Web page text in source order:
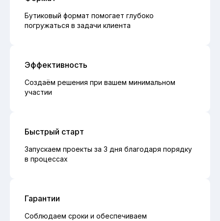
Бутиковый формат помогает глубоко
погружаться в задачи клиента
Эффективность
Создаём решения при вашем минимальном
участии
Быстрый старт
Запускаем проекты за 3 дня благодаря порядку
в процессах
Гарантии
Соблюдаем сроки и обеспечиваем